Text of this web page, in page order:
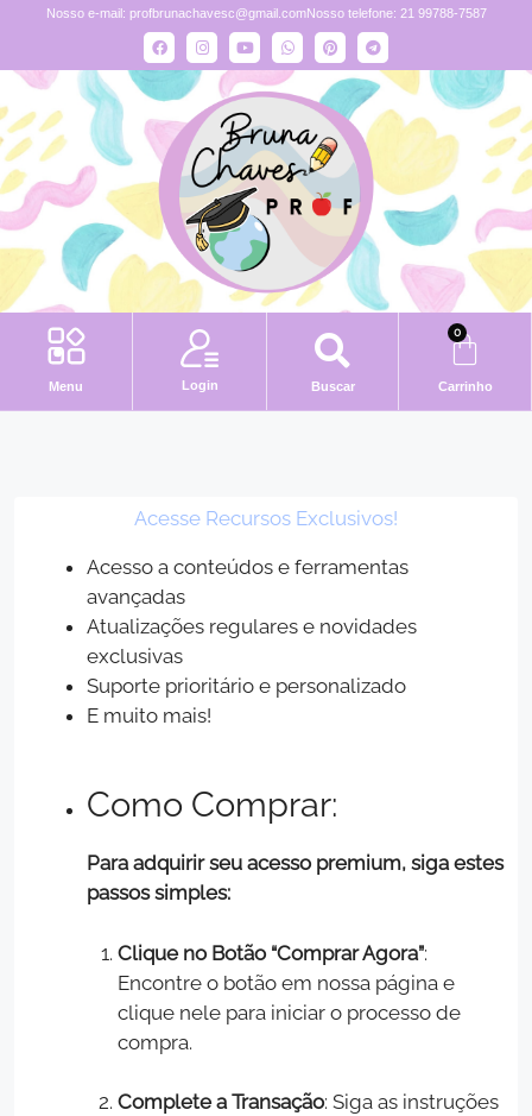
Nosso e-mail: profbrunachavesc@gmail.comNosso telefone: 21 99788-7587
Menu Login Buscar
0
Carrinho
Acesse Recursos Exclusivos!
Acesso a conteúdos e ferramentas
avançadas
Atualizações regulares e novidades
exclusivas
Suporte prioritário e personalizado
E muito mais!
Como Comprar:
Para adquirir seu acesso premium, siga estes
passos simples:
Clique no Botão “Comprar Agora”:
Encontre o botão em nossa página e
clique nele para iniciar o processo de
compra.
Complete a Transação: Siga as instruções